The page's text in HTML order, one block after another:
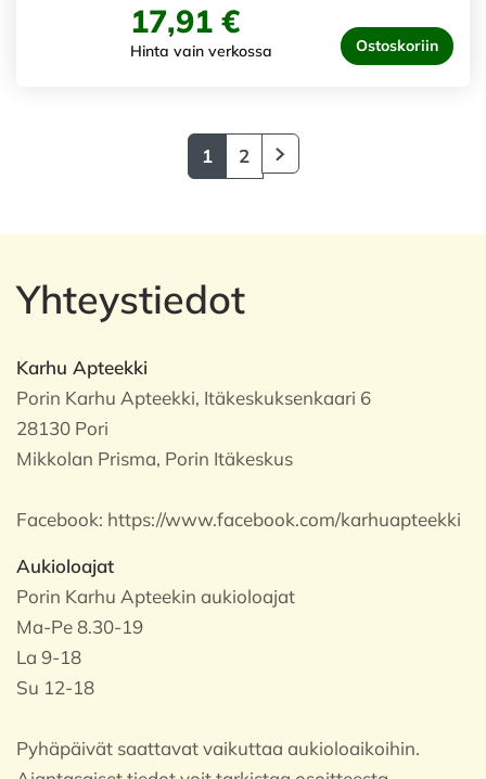
17,91 €
Hinta vain verkossa Ostoskoriin
1 2
Yhteystiedot
Karhu Apteekki
Porin Karhu Apteekki, Itäkeskuksenkaari 6
28130 Pori
Mikkolan Prisma, Porin Itäkeskus
Facebook: https://www.facebook.com/karhuapteekki
Aukioloajat
Porin Karhu Apteekin aukioloajat
Ma-Pe 8.30-19
La 9-18
Su 12-18
Pyhäpäivät saattavat vaikuttaa aukioloaikoihin.